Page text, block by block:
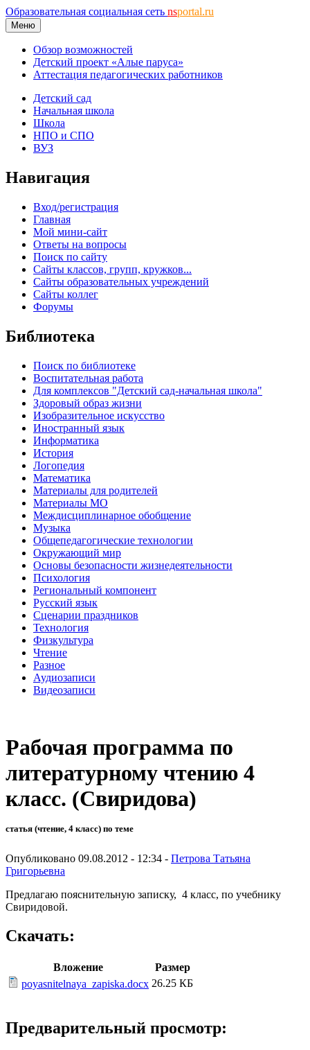
Образовательная социальная сеть nsportal.ru
Меню
Обзор возможностей
Детский проект «Алые паруса»
Аттестация педагогических работников
Детский сад
Начальная школа
Школа
НПО и СПО
ВУЗ
Навигация
Вход/регистрация
Главная
Мой мини-сайт
Ответы на вопросы
Поиск по сайту
Сайты классов, групп, кружков...
Сайты образовательных учреждений
Сайты коллег
Форумы
Библиотека
Поиск по библиотеке
Воспитательная работа
Для комплексов "Детский сад-начальная школа"
Здоровый образ жизни
Изобразительное искусство
Иностранный язык
Информатика
История
Логопедия
Математика
Материалы для родителей
Материалы МО
Междисциплинарное обобщение
Музыка
Общепедагогические технологии
Окружающий мир
Основы безопасности жизнедеятельности
Психология
Региональный компонент
Русский язык
Сценарии праздников
Технология
Физкультура
Чтение
Разное
Аудиозаписи
Видеозаписи
Рабочая программа по
литературному чтению 4
класс. (Свиридова)
статья (чтение, 4 класс) по теме
Опубликовано 09.08.2012 - 12:34 - Петрова Татьяна
Григорьевна
Предлагаю пояснительную записку, 4 класс, по учебнику
Свиридовой.
Скачать:
Вложение
Размер
poyasnitelnaya_zapiska.docx 26.25 КБ
Предварительный просмотр: